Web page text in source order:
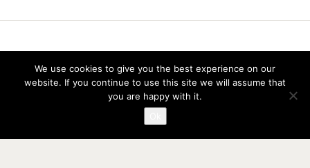
Vereniging voor Statistiek en Operations Research
We use cookies to give you the best experience on our
website. If you continue to use this site we will assume that
you are happy with it.